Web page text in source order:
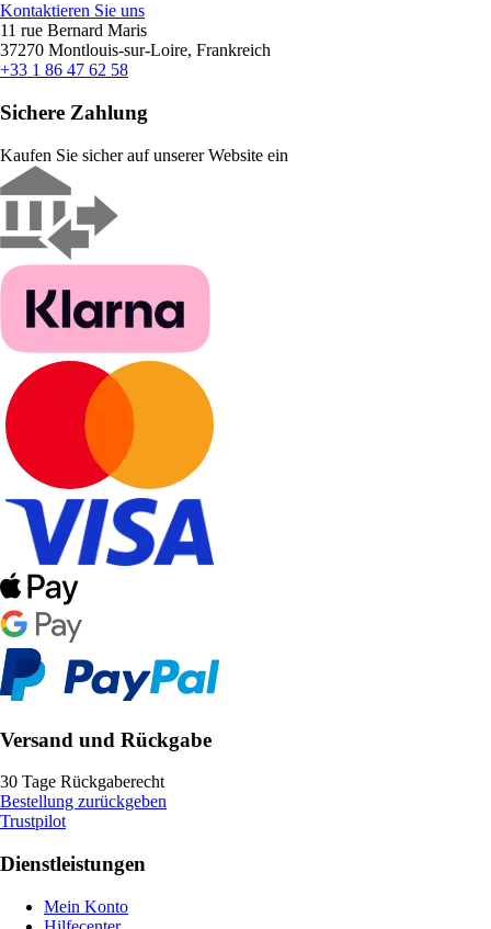
Kontaktieren Sie uns
11 rue Bernard Maris
37270 Montlouis-sur-Loire, Frankreich
+33 1 86 47 62 58
Sichere Zahlung
Kaufen Sie sicher auf unserer Website ein
Versand und Rückgabe
30 Tage Rückgaberecht
Bestellung zurückgeben
Trustpilot
Dienstleistungen
Mein Konto